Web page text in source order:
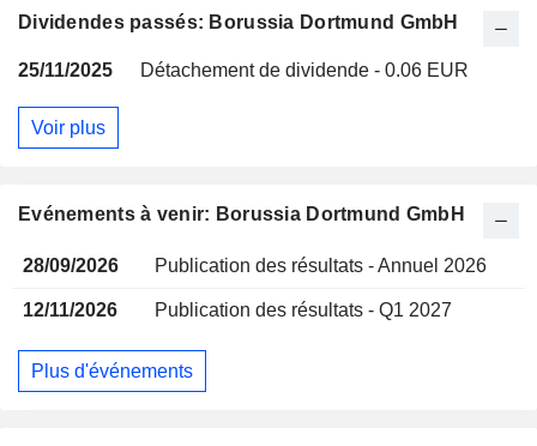
Dividendes passés: Borussia Dortmund GmbH
25/11/2025 Détachement de dividende - 0.06 EUR
Voir plus
Evénements à venir: Borussia Dortmund GmbH
28/09/2026 Publication des résultats - Annuel 2026
12/11/2026 Publication des résultats - Q1 2027
Plus d'événements